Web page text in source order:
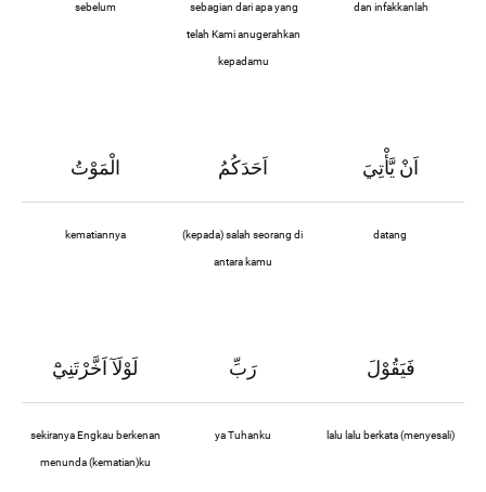
sebelum sebagian dari apa yang
telah Kami anugerahkan
kepadamu
dan infakkanlah
الْمَوْتُ اَحَدَكُمُ اَنْ يَّأْتِيَ
kematiannya (kepada) salah seorang di
antara kamu
datang
لَوْلَآ اَخَّرْتَنِيْٓ رَبِّ فَيَقُوْلَ
sekiranya Engkau berkenan
menunda (kematian)ku
ya Tuhanku lalu lalu berkata (menyesali)